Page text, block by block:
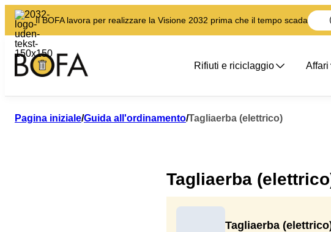
Il BOFA lavora per realizzare la Visione 2032 prima che il tempo scada
Rifiuti e riciclaggio Affari
Pagina iniziale/Guida all'ordinamento/Tagliaerba (elettrico)
Tagliaerba
Tagliaerba